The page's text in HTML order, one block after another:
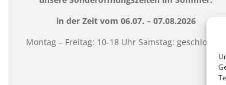
in der Zeit vom 06.07. – 07.08.2026
Montag – Freitag: 10-18 Uhr Samstag: geschlossen